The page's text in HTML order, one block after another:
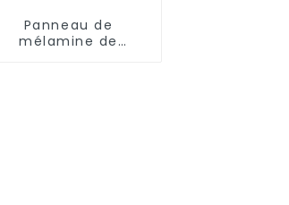
Panneau de
mélamine de